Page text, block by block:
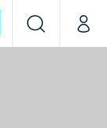
VyhledáváníMůj